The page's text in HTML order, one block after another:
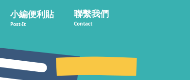
小編便利貼
Post-It
聯繫我們
Contact